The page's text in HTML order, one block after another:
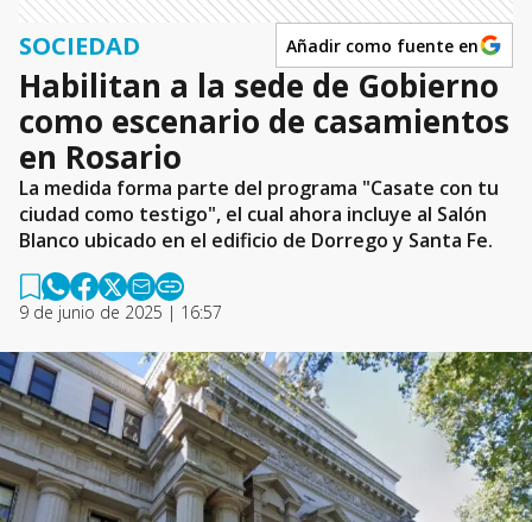
SOCIEDAD Añadir como fuente en
Habilitan a la sede de Gobierno
como escenario de casamientos
en Rosario
La medida forma parte del programa "Casate con tu
ciudad como testigo", el cual ahora incluye al Salón
Blanco ubicado en el edificio de Dorrego y Santa Fe.
9 de junio de 2025 | 16:57